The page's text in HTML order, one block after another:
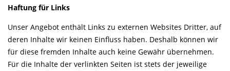
Haftung für Links
Unser Angebot enthält Links zu externen Websites Dritter, auf
deren Inhalte wir keinen Einfluss haben. Deshalb können wir
für diese fremden Inhalte auch keine Gewähr übernehmen.
Für die Inhalte der verlinkten Seiten ist stets der jeweilige